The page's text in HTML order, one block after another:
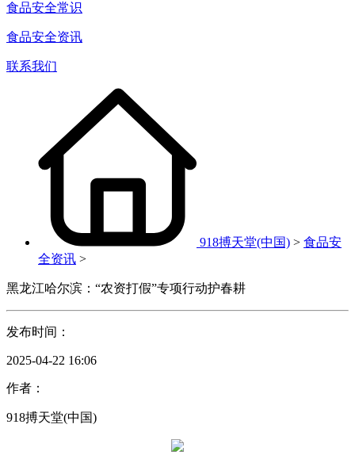
食品安全常识
食品安全资讯
联系我们
918搏天堂(中国) > 食品安
全资讯 >
黑龙江哈尔滨：“农资打假”专项行动护春耕
发布时间：
2025-04-22 16:06
作者：
918搏天堂(中国)